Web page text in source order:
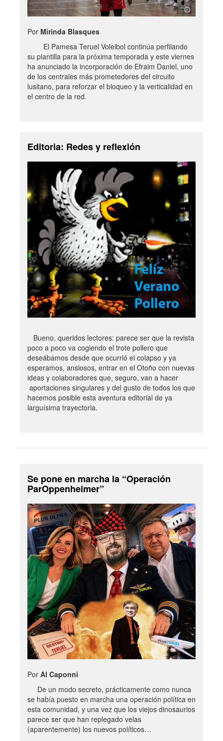
Por Mirinda Blasques
El Pamesa Teruel Voleibol continúa perfilando
su plantilla para la próxima temporada y este viernes
ha anunciado la incorporación de Efraim Daniel, uno
de los centrales más prometedores del circuito
lusitano, para reforzar el bloqueo y la verticalidad en
el centro de la red.
Editoria: Redes y reflexión
Bueno, queridos lectores: parece ser que la revista
poco a poco va cogiendo el trote pollero que
deseábamos desde que ocurrió el colapso y ya
esperamos, ansiosos, entrar en el Otoño con nuevas
ideas y colaboradores que, seguro, van a hacer
aportaciones singulares y del gusto de todos los que
hacemos posible esta aventura editorial de ya
larguísima trayectoria.
Se pone en marcha la “Operación
ParOppenheimer”
Por Al Caponni
De un modo secreto, prácticamente como nunca
se había puesto en marcha una operación política en
esta comunidad, y una vez que los viejos dinosaurios
parece ser que han replegado velas
(aparentemente) los nuevos políticos…